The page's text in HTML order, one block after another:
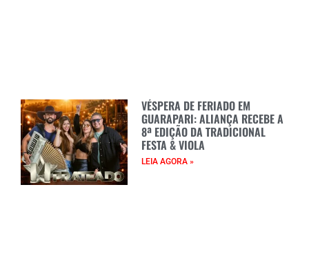
VÉSPERA DE FERIADO EM
GUARAPARI: ALIANÇA RECEBE A
8ª EDIÇÃO DA TRADICIONAL
FESTA & VIOLA
LEIA AGORA »